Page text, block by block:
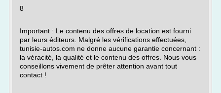
8
Important : Le contenu des offres de location est fourni
par leurs éditeurs. Malgré les vérifications effectuées,
tunisie-autos.com ne donne aucune garantie concernant :
la véracité, la qualité et le contenu des offres. Nous vous
conseillons vivement de prêter attention avant tout
contact !